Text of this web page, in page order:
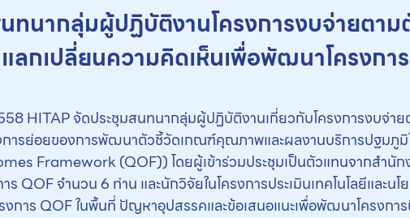
ทนากลุ่มผู้ปฏิบัติงานโครงการงบจ่ายต
ลกเปลี่ยนความคิดเห็นเพื่อพัฒนาโครงกา
HITAP จัดประชุมสนทนากลุ่มผู้ปฏิบัติงานเกี่ยวกับโครงการงบจ่
การย่อยของการพัฒนาตัวชี้วัดเกณฑ์คุณภาพและผลงานบริการปฐมภูมิ
Framework (QOF)) โดยผู้เข้าร่วมประชุมเป็นตัวแทนจากสำนั
ร QOF จำนวน 6 ท่าน และนักวิจัยในโครงการประเมินเทคโนโลยีและน
งการ QOF ในพื้นที่ ปัญหาอุปสรรคและข้อเสนอแนะเพื่อพัฒนาโครงกา